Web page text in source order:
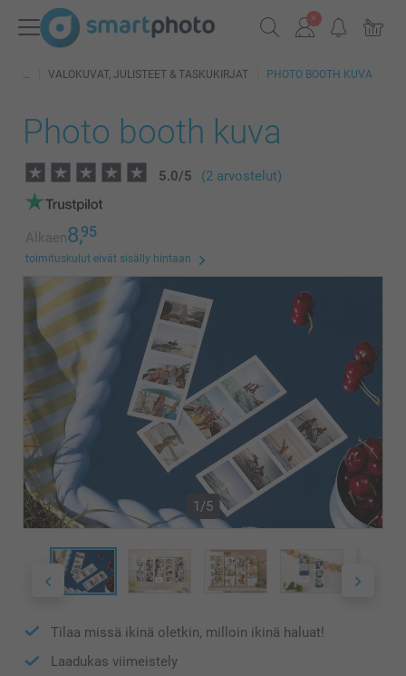
VALOKUVAT, JULISTEET & TASKUKIRJAT PHOTO BOOTH KUVA
Photo booth kuva
5.0/5 (2 arvostelut)
Alkaen8,95
toimituskulut eivät sisälly hintaan
1/5
Tilaa missä ikinä oletkin, milloin ikinä haluat!
Laadukas viimeistely